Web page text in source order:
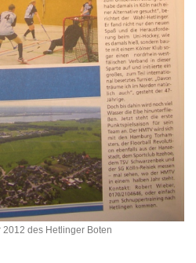
2012 des Hetlinger Boten